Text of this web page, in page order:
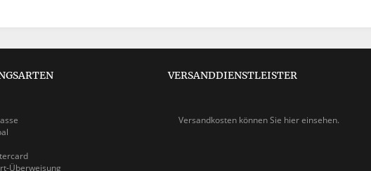
Überweisung
VERSANDDIENSTLEISTER
Versandkosten können Sie hier einsehen.